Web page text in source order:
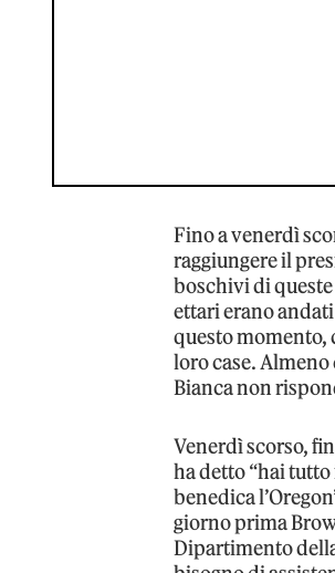
Fino a venerdì
raggiungere il
boschivi di
ettari erano
questo momento,
loro case.
Bianca non
Venerdì scorso,
ha detto “hai
benedica
giorno prima
Dipartimento